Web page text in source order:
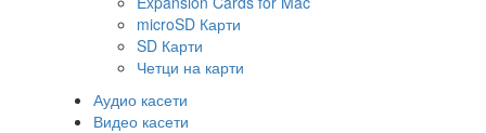
microSD Карти
SD Карти
Четци на карти
Аудио касети
Видео касети